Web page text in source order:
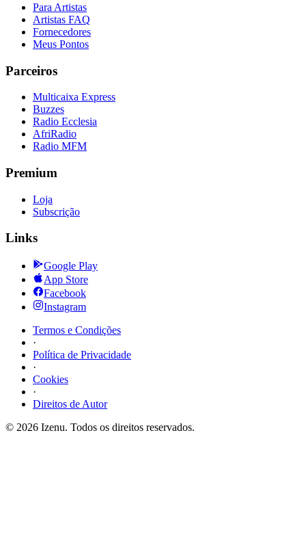
Para Artistas
Artistas FAQ
Fornecedores
Meus Pontos
Parceiros
Multicaixa Express
Buzzes
Radio Ecclesia
AfriRadio
Radio MFM
Premium
Loja
Subscrição
Links
Google Play
App Store
Facebook
Instagram
Termos e Condições
·
Política de Privacidade
·
Cookies
·
Direitos de Autor
© 2026 Izenu. Todos os direitos reservados.